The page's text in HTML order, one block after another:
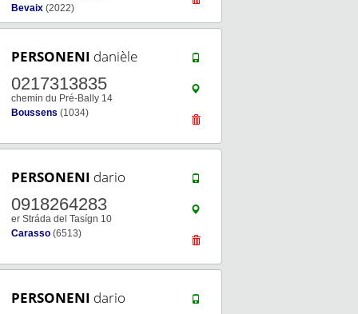
Bevaix (2022)
PERSONENI danièle
0217313835
chemin du Pré-Bally 14
Boussens (1034)
PERSONENI dario
0918264283
er Stráda del Tasígn 10
Carasso (6513)
PERSONENI dario